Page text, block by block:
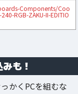
Components/Coo
RGB-ZAKU-II-EDITIO
も！
かくPCを組むな